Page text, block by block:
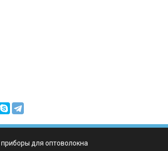
для оптоволокна